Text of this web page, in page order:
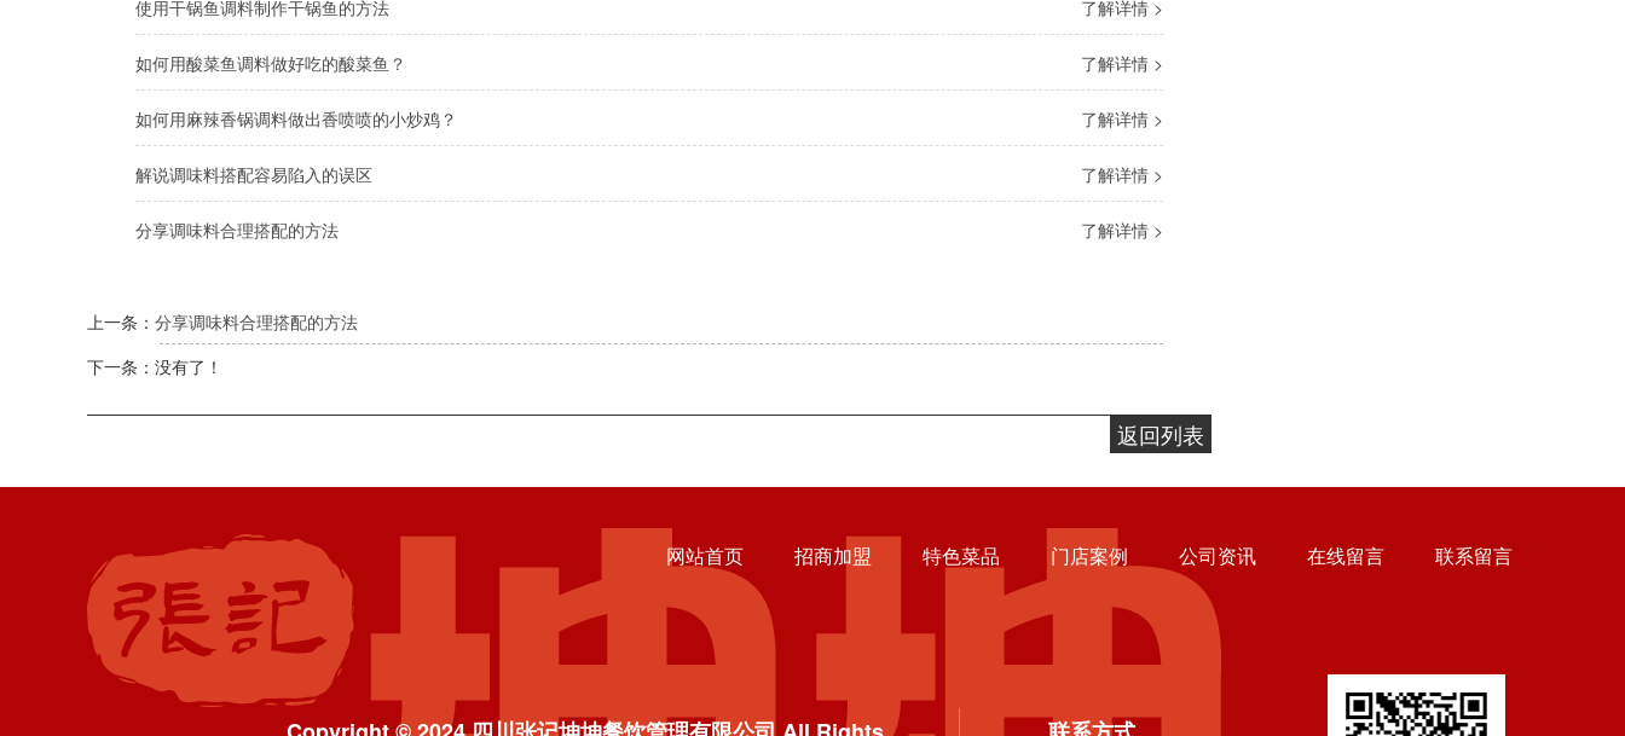
了解详情 >
使用干锅鱼调料制作干锅鱼的方法
了解详情 >
如何用酸菜鱼调料做好吃的酸菜鱼？
了解详情 >
如何用麻辣香锅调料做出香喷喷的小炒鸡？
了解详情 >
解说调味料搭配容易陷入的误区
了解详情 >
分享调味料合理搭配的方法
上一条： 分享调味料合理搭配的方法
下一条：没有了！
返回列表
网站首页 招商加盟 特色菜品 门店案例 公司资讯 在线留言 联系留言